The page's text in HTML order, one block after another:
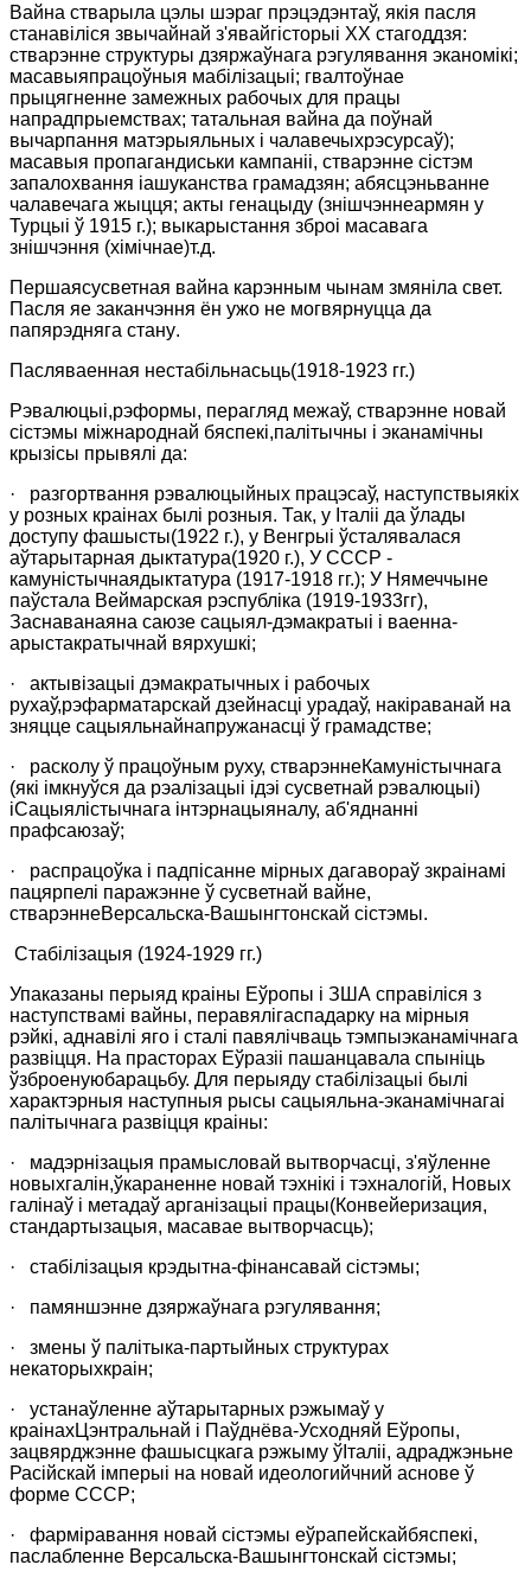
Вайна стварыла цэлы шэраг прэцэдэнтаў, якія пасля
станавіліся звычайнай з'явайгісторыі ХХ стагоддзя:
стварэнне структуры дзяржаўнага рэгулявання эканомiкi;
масавыяпрацоўныя мабiлiзацыi; гвалтоўнае
прыцягненне замежных рабочых для працы
напрадпрыемствах; татальная вайна да поўнай
вычарпання матэрыяльных і чалавечыхрэсурсаў);
масавыя пропагандиськи кампаніі, стварэнне сістэм
запалохвання іашуканства грамадзян; абясцэньванне
чалавечага жыцця; акты генацыду (знішчэннеармян у
Турцыі ў 1915 г.); выкарыстання зброі масавага
знішчэння (хімічнае)т.д.
Першаясусветная вайна карэнным чынам змяніла свет.
Пасля яе заканчэння ён ужо не могвярнуцца да
папярэдняга стану.
Пасляваенная нестабільнасьць(1918-1923 гг.)
Рэвалюцыі,рэформы, перагляд межаў, стварэнне новай
сістэмы міжнароднай бяспекі,палітычны і эканамічны
крызісы прывялі да:
·
разгортвання рэвалюцыйных працэсаў, наступствыякіх
у розных краінах былі розныя. Так, у Італіі да ўлады
доступу фашысты(1922 г.), у Венгрыі ўсталявалася
аўтарытарная дыктатура(1920 г.), У СССР -
камуністычнаядыктатура (1917-1918 гг.); У Нямеччыне
паўстала Веймарская рэспубліка (1919-1933гг),
Заснаванаяна саюзе сацыял-дэмакратыі і ваенна-
арыстакратычнай вярхушкі;
·
актывізацыі дэмакратычных і рабочых
рухаў,рэфарматарскай дзейнасці урадаў, накіраванай на
зняцце сацыяльнайнапружанасці ў грамадстве;
·
расколу ў працоўным руху, стварэннеКамуністычнага
(які імкнуўся да рэалізацыі ідэі сусветнай рэвалюцыі)
іСацыялістычнага інтэрнацыяналу, аб'яднанні
прафсаюзаў;
·
распрацоўка і падпісанне мірных дагавораў зкраінамі
пацярпелі паражэнне ў сусветнай вайне,
стварэннеВерсальска-Вашынгтонскай сістэмы.
Стабілізацыя (1924-1929 гг.)
Упаказаны перыяд краіны Еўропы і ЗША справіліся з
наступствамі вайны, перавялігаспадарку на мірныя
рэйкі, аднавілі яго і сталі павялічваць тэмпыэканамічнага
развіцця. На прасторах Еўразіі пашанцавала спыніць
ўзброенуюбарацьбу. Для перыяду стабілізацыі былі
характэрныя наступныя рысы сацыяльна-эканамічнагаі
палітычнага развіцця краіны:
·
мадэрнізацыя прамысловай вытворчасці, з'яўленне
новыхгалін,ўкараненне новай тэхнікі і тэхналогій, Новых
галінаў і метадаў арганізацыі працы(Конвейеризация,
стандартызацыя, масавае вытворчасць);
·
стабілізацыя крэдытна-фінансавай сістэмы;
·
памяншэнне дзяржаўнага рэгулявання;
·
змены ў палітыка-партыйных структурах
некаторыхкраін;
·
устанаўленне аўтарытарных рэжымаў у
краінахЦэнтральнай і Паўднёва-Усходняй Еўропы,
зацвярджэнне фашысцкага рэжыму ўІталіі, адраджэньне
Расійскай імперыі на новай идеологийчний аснове ў
форме СССР;
·
фарміравання новай сістэмы еўрапейскайбяспекі,
паслабленне Версальска-Вашынгтонскай сістэмы;